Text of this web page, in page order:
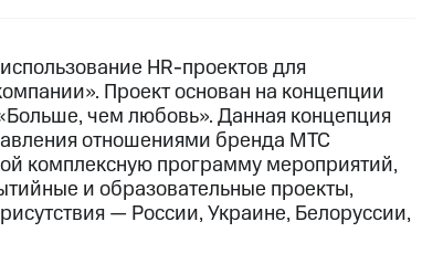
HR-проектов для
Проект основан на концепции
чем любовь». Данная концепция
отношениями бренда МТС
комплексную программу мероприятий,
и образовательные проекты,
— России, Украине, Белоруссии,